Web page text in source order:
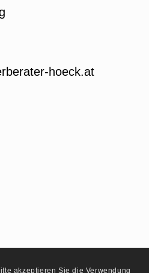
hoeck.at
akzeptieren Sie die Verwendung